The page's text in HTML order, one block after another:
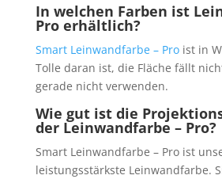
In welchen Farben ist
Pro erhältlich?
Smart Leinwandfarbe – Proist in
Tolle daran ist, die Fläche fällt
gerade nicht verwenden.
Wie gut ist die
der Leinwandfarbe – Pro?
Smart Leinwandfarbe – Pro ist
leistungsstärkste Leinwandfarbe.